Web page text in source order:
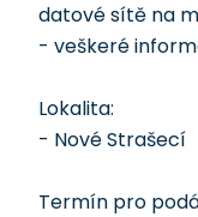
datové sítě na
- veškeré
Lokalita:
- Nové Strašecí
Termín pro